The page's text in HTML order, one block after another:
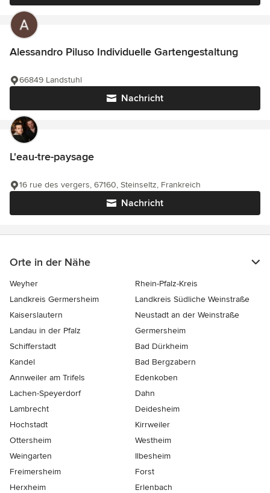
Alessandro Piluso Individuelle Gartengestaltung
Nachricht
66849 Landstuhl
L'eau-tre-paysage
Nachricht
16 rue des vergers, 67160, Steinseltz, Frankreich
Orte in der Nähe
Weyher
Rhein-Pfalz-Kreis
Landkreis Germersheim
Landkreis Südliche Weinstraße
Kaiserslautern
Neustadt an der Weinstraße
Landau in der Pfalz
Germersheim
Schifferstadt
Bad Dürkheim
Kandel
Bad Bergzabern
Annweiler am Trifels
Edenkoben
Lachen-Speyerdorf
Dahn
Lambrecht
Deidesheim
Hochstadt
Kirrweiler
Ottersheim
Westheim
Weingarten
Ilbesheim
Freimersheim
Forst
Herxheim
Erlenbach